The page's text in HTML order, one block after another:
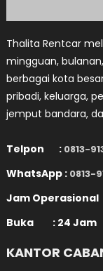
Thalita Rentcar
mingguan,
berbagai kota
pribadi, keluarga,
jemput bandara,
Telpon : 0813-
WhatsApp : 0813-
Jam Operasional
Buka : 24 Jam
KANTOR